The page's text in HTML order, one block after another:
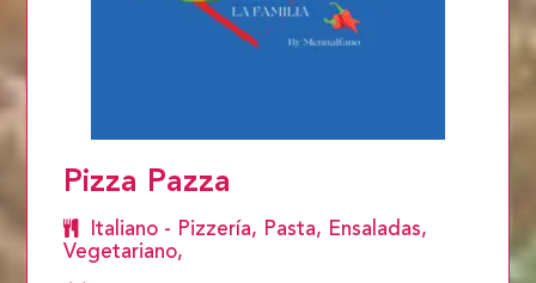
Pizza Pazza
Italiano - Pizzería, Pasta, Ensaladas,
Vegetariano,